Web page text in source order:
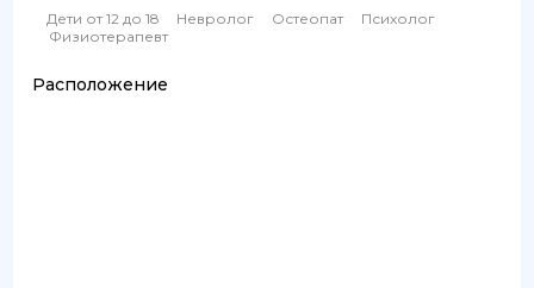
Дети от 12 до 18 Невролог Остеопат
Психолог
Физиотерапевт
Расположение